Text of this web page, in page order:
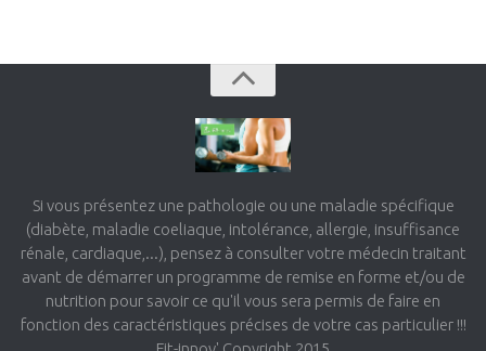
Si vous présentez une pathologie ou une maladie spécifique
(diabète, maladie coeliaque, intolérance, allergie, insuffisance
rénale, cardiaque,...), pensez à consulter votre médecin traitant
avant de démarrer un programme de remise en forme et/ou de
nutrition pour savoir ce qu'il vous sera permis de faire en
fonction des caractéristiques précises de votre cas particulier !!!